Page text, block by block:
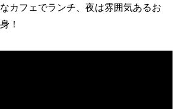
カフェでランチ、夜は雰囲気あるお
！